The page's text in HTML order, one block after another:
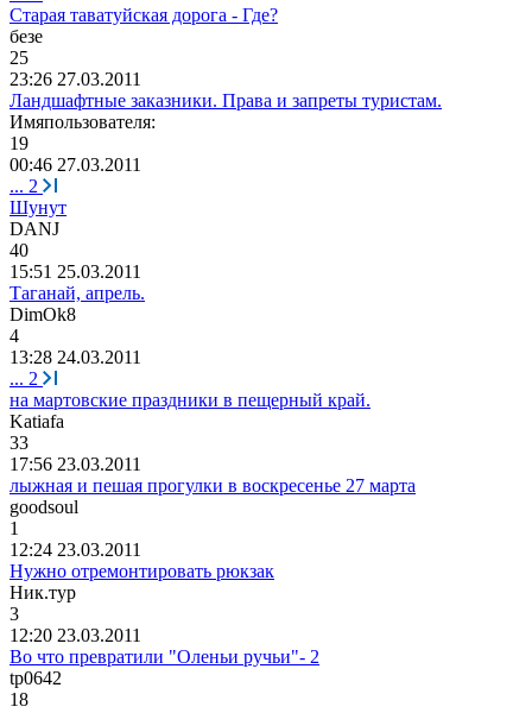
Старая таватуйская дорога - Где?
безе
25
23:26 27.03.2011
Ландшафтные заказники. Права и запреты туристам.
Имяпользователя:
19
00:46 27.03.2011
... 2
Шунут
DANJ
40
15:51 25.03.2011
Таганай, апрель.
DimOk8
4
13:28 24.03.2011
... 2
на мартовские праздники в пещерный край.
Katiafa
33
17:56 23.03.2011
лыжная и пешая прогулки в воскресенье 27 марта
goodsoul
1
12:24 23.03.2011
Нужно отремонтировать рюкзак
Ник.тур
3
12:20 23.03.2011
Во что превратили "Оленьи ручьи"- 2
tp0642
18